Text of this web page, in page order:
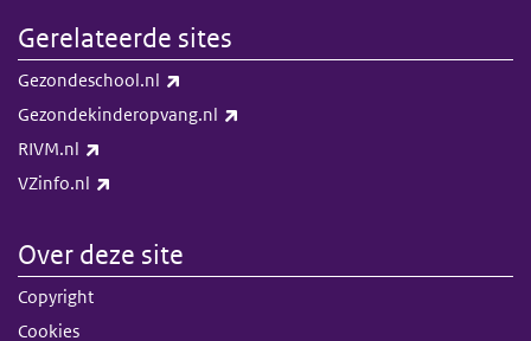
Gerelateerde sites
Gezondeschool.nl
Gezondekinderopvang.nl
RIVM.nl
VZinfo.nl
Over deze site
Copyright
Cookies